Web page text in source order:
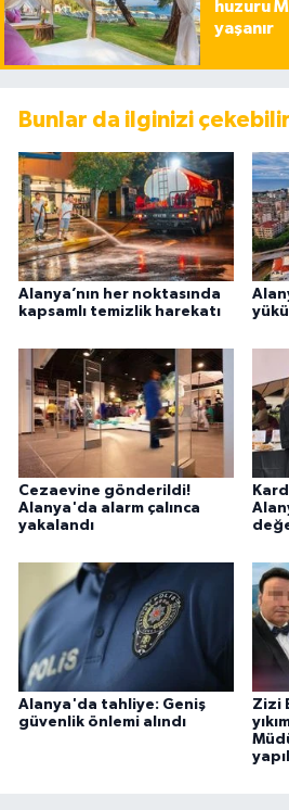
huzuru
yaşanır
Bunlar da ilginizi çekebilir
Alanya’nın her noktasında
kapsamlı temizlik harekatı
Cezaevine gönderildi!
Alanya'da alarm çalınca
yakalandı
Alanya'da tahliye: Geniş
güvenlik önlemi alındı
Zizi